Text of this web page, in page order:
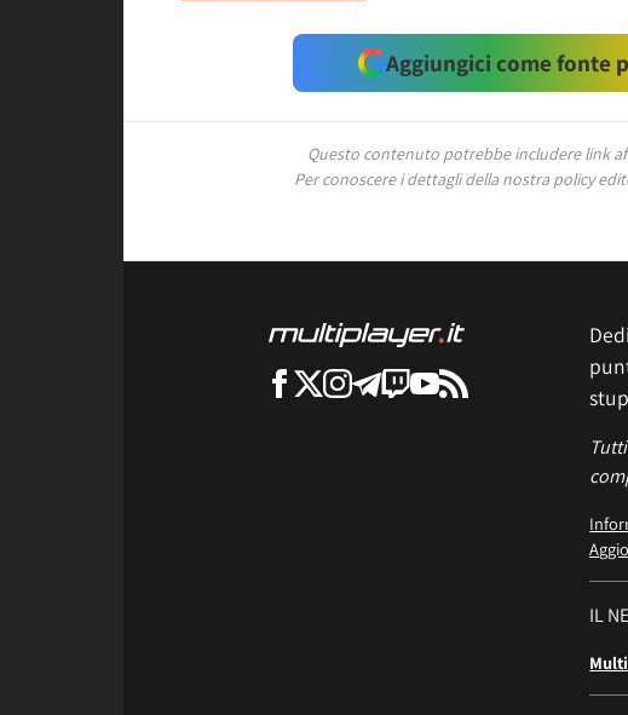
Aggiungici come fonte
Questo contenuto potrebbe includere link
Per conoscere i dettagli della nostra policy
IL